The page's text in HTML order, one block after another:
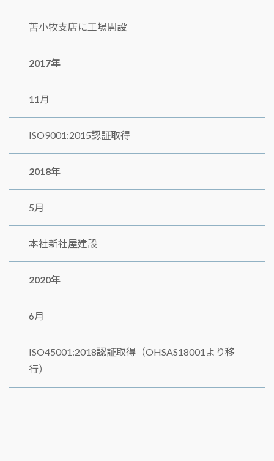
苫小牧支店に工場開設
2017年
11月
ISO9001:2015認証取得
2018年
5月
本社新社屋建設
2020年
6月
ISO45001:2018認証取得（OHSAS18001より移
行）